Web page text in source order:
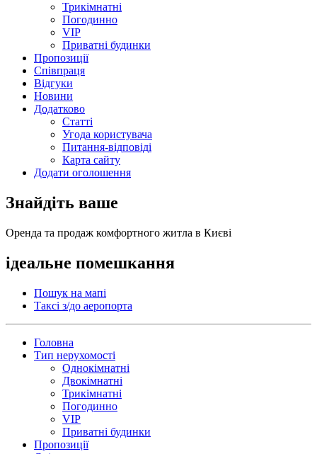
Трикімнатні
Погодинно
VIP
Приватні будинки
Пропозиції
Співпраця
Відгуки
Новини
Додатково
Статті
Угода користувача
Питання-відповіді
Карта сайту
Додати оголошення
Знайдіть ваше
Оренда та продаж комфортного житла в Києві
ідеальне помешкання
Пошук на мапі
Таксi з/до аеропорта
Головна
Тип нерухомості
Однокімнатні
Двокімнатні
Трикімнатні
Погодинно
VIP
Приватні будинки
Пропозиції